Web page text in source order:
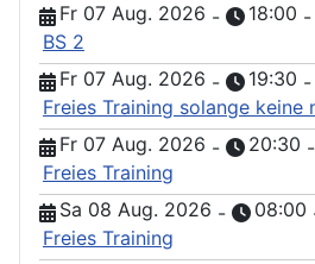
Fr 07 Aug. 2026 - 18:00 -
BS 2
Fr 07 Aug. 2026 - 19:30 -
Freies Training solange keine
Fr 07 Aug. 2026 - 20:30 -
Freies Training
Sa 08 Aug. 2026 - 08:00
Freies Training